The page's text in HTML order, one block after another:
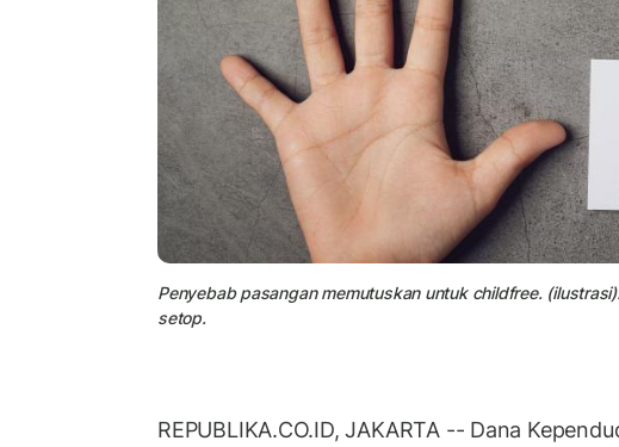
Penyebab pasangan memutuskan untuk childfree.
setop.
REPUBLIKA.CO.ID, JAKARTA -- Dana